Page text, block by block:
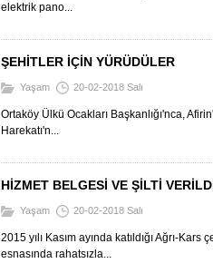
elektrik pano...
ŞEHİTLER İÇİN YÜRÜDÜLER
Yaşam 20-02-2018 Salı
Ortaköy Ülkü Ocakları Başkanlığı'nca,
Harekatı'n...
HİZMET BELGESİ VE ŞİLTİ
Yaşam 20-02-2018 Salı
2015 yılı Kasım ayında katıldığı Ağrı-
esnasında rahatsızla...